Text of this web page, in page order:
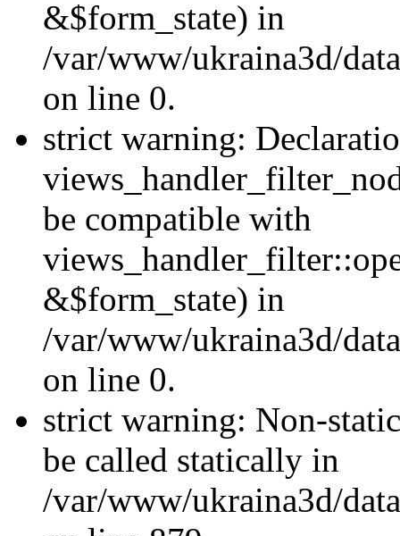
&$form_state) in
/var/www/ukraina3d/
on line 0.
strict warning:
be compatible with
&$form_state) in
/var/www/ukraina3d/
on line 0.
strict warning: Non-
be called statically in
/var/www/ukraina3d/